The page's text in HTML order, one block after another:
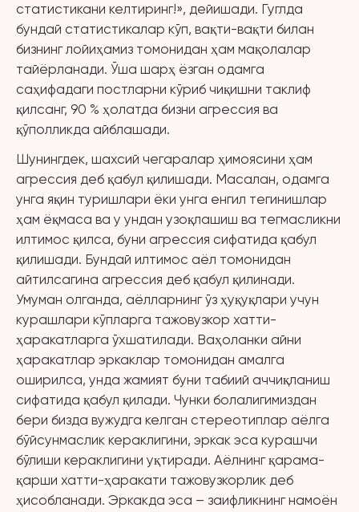
статистикани келтиринг!», дейишади. Гуглда
бундай статистикалар кўп, вақти-вақти билан
бизнинг лойиҳамиз томонидан ҳам мақолалар
тайёрланади. Ўша шарҳ ёзган одамга
саҳифадаги постларни кўриб чиқишни таклиф
қилсанг, 90 % ҳолатда бизни агрессия ва
қўполликда айблашади.
Шунингдек, шахсий чегаралар ҳимоясини ҳам
агрессия деб қабул қилишади. Масалан, одамга
унга яқин туришлари ёки унга енгил тегинишлар
ҳам ёқмаса ва у ундан узоқлашиш ва тегмасликни
илтимос қилса, буни агрессия сифатида қабул
қилишади. Бундай илтимос аёл томонидан
айтилсагина агрессия деб қабул қилинади.
Умуман олганда, аёлларнинг ўз ҳуқуқлари учун
курашлари кўпларга тажовузкор хатти-
ҳаракатларга ўхшатилади. Ваҳоланки айни
ҳаракатлар эркаклар томонидан амалга
оширилса, унда жамият буни табиий аччиқланиш
сифатида қабул қилади. Чунки болалигимиздан
бери бизда вужудга келган стереотиплар аёлга
бўйсунмаслик кераклигини, эркак эса курашчи
бўлиши кераклигини уқтиради. Аёлнинг қарама-
қарши хатти-ҳаракати тажовузкорлик деб
ҳисобланади. Эркакда эса – заифликнинг намоён